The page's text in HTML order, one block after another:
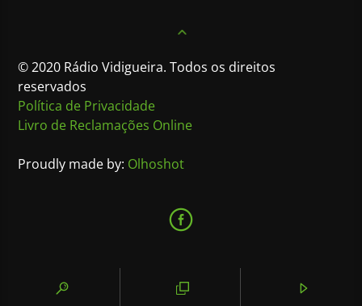
© 2020 Rádio Vidigueira. Todos os direitos
reservados
Política de Privacidade
Livro de Reclamações Online
Proudly made by: Olhoshot